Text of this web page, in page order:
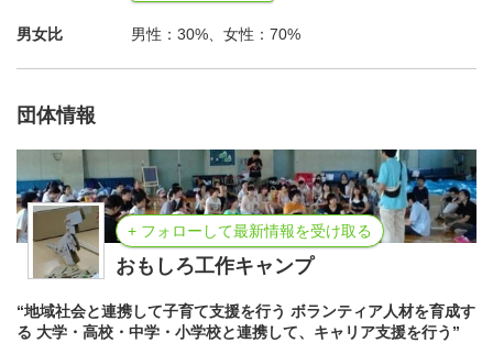
男女比 男性：30%、女性：70%
団体情報
+ フォローして最新情報を受け取る
おもしろ工作キャンプ
“地域社会と連携して子育て支援を行う ボランティア人材を育成す
る 大学・高校・中学・小学校と連携して、キャリア支援を行う”